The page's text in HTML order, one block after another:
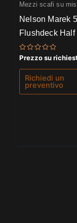
Mezzi scafi su
Nelson Marek
Flushdeck Half
Valutato
0
su
Prezzo su
Richiedi un
preventivo